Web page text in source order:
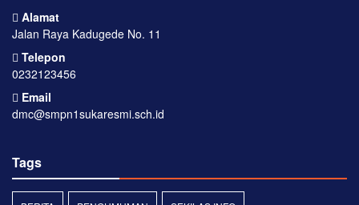
Alamat
Jalan Raya Kadugede No. 11
Telepon
0232123456
Email
dmc@smpn1sukaresmi.sch.id
Tags